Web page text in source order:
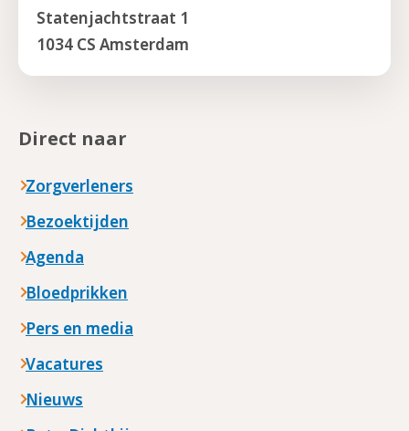
Statenjachtstraat 1
1034 CS Amsterdam
Direct naar
Zorgverleners
Bezoektijden
Agenda
Bloedprikken
Pers en media
Vacatures
Nieuws